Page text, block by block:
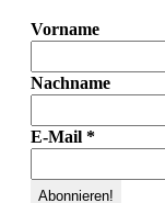
Vorname
Nachname
E-Mail *